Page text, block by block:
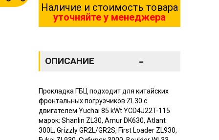
Наличие и стоимость товара
уточняйте у менеджера
ОПИСАНИЕ -
Прокладка ГБЦ подходит для китайских
фронтальных погрузчиков ZL30 с
двигателем Yuchai 85 kWt YCD4J22T-115
марок: Shanlin ZL30, Amur DK630, Atlant
300L, Grizzly GR2L/GR2S, First Loader ZL930,